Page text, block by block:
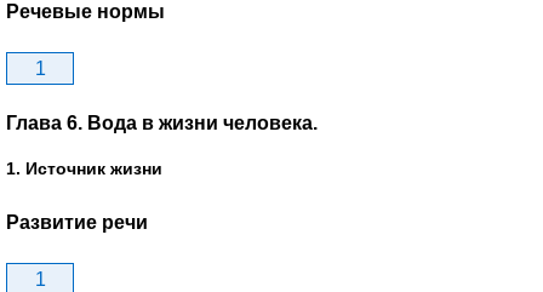
Речевые нормы
1
Глава 6. Вода в жизни человека.
1. Источник жизни
Развитие речи
1